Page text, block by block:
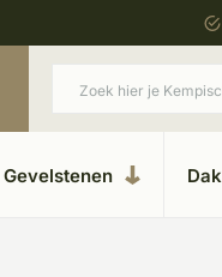
Gevelstenen Dak